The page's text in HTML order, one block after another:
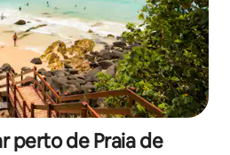
perto de Praia de